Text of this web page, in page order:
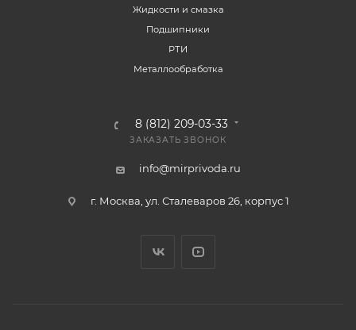
Жидкости и смазка
Подшипники
РТИ
Металлообработка
8 (812) 209-03-33
ЗАКАЗАТЬ ЗВОНОК
info@mirprivoda.ru
г. Москва, ул. Сталеваров 26, корпус 1